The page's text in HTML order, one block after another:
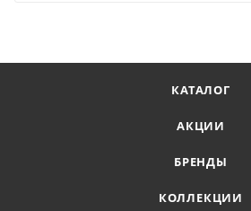
КАТАЛОГ
АКЦИИ
БРЕНДЫ
КОЛЛЕКЦИИ